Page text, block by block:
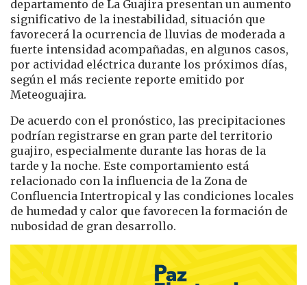
departamento de La Guajira presentan un aumento
significativo de la inestabilidad, situación que
favorecerá la ocurrencia de lluvias de moderada a
fuerte intensidad acompañadas, en algunos casos,
por actividad eléctrica durante los próximos días,
según el más reciente reporte emitido por
Meteoguajira.
De acuerdo con el pronóstico, las precipitaciones
podrían registrarse en gran parte del territorio
guajiro, especialmente durante las horas de la
tarde y la noche. Este comportamiento está
relacionado con la influencia de la Zona de
Confluencia Intertropical y las condiciones locales
de humedad y calor que favorecen la formación de
nubosidad de gran desarrollo.